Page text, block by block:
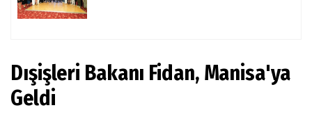
Dışişleri Bakanı Fidan, Manisa'ya
Geldi